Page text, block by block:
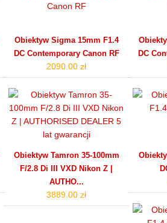
Obiektyw Sigma 15mm F1.4
DC Contemporary Canon RF
2090.00 zł
DC
Obiektyw Tamron 35-100mm
F/2.8 Di III VXD Nikon Z |
AUTHO...
3889.00 zł